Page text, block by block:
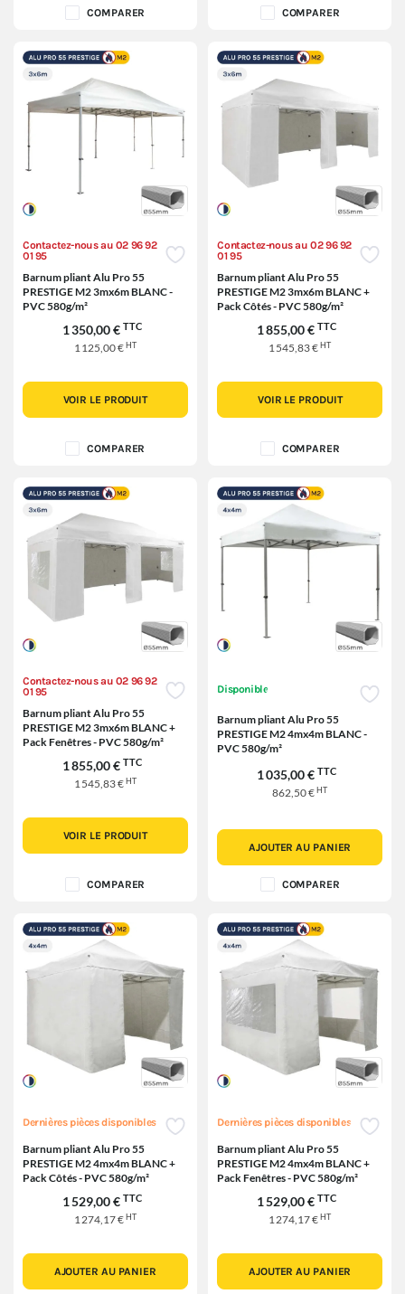
COMPARER COMPARER
Contactez-nous au 02 96 92
01 95
Barnum pliant Alu Pro 55
PRESTIGE M2 3mx6m BLANC -
PVC 580g/m²
1 350,00 € TTC
1 125,00 €HT
VOIR LE PRODUIT
COMPARER
Contactez-nous au 02 96 92
01 95
Barnum pliant Alu Pro 55
PRESTIGE M2 3mx6m BLANC +
Pack Côtés - PVC 580g/m²
1 855,00 € TTC
1 545,83 €HT
VOIR LE PRODUIT
COMPARER
Contactez-nous au 02 96 92
01 95
Barnum pliant Alu Pro 55
PRESTIGE M2 3mx6m BLANC +
Pack Fenêtres - PVC 580g/m²
1 855,00 € TTC
1 545,83 €HT
VOIR LE PRODUIT
COMPARER
Disponible
Barnum pliant Alu Pro 55
PRESTIGE M2 4mx4m BLANC -
PVC 580g/m²
1 035,00 € TTC
862,50 €HT
AJOUTER AU PANIER
COMPARER
Dernières pièces disponibles
Barnum pliant Alu Pro 55
PRESTIGE M2 4mx4m BLANC +
Pack Côtés - PVC 580g/m²
1 529,00 € TTC
1 274,17 €HT
AJOUTER AU PANIER
Dernières pièces disponibles
Barnum pliant Alu Pro 55
PRESTIGE M2 4mx4m BLANC +
Pack Fenêtres - PVC 580g/m²
1 529,00 € TTC
1 274,17 €HT
AJOUTER AU PANIER